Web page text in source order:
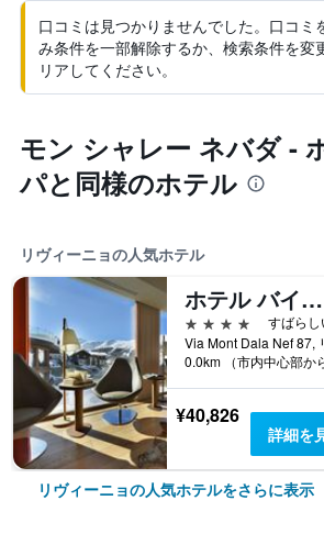
口コミは見つかりませんでした。口コミ
み条件を一部解除するか、検索条件を変
リアしてください。
モン シャレー ネバダ -
パと同様のホテル
リヴィーニョの人気ホテル
ホテル バイタ モンタナ
4つ星
すばら
0.0km （市内中心部か
¥40,826
詳細を
リヴィーニョの人気ホテルをさらに表示